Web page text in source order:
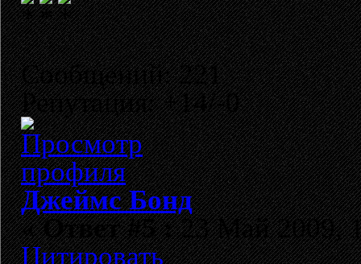
Сообщений: 221
Репутация: +14/-0
Джеймс Бонд
«Ответ #5 :23 Май 2009,
Цитировать